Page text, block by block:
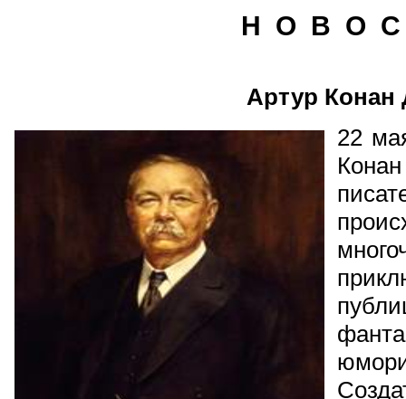
Н О В О
Артур Конан
22